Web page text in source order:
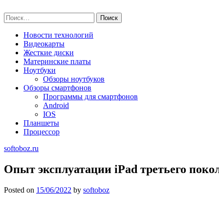
to
content
Найти:
Новости технологий
Видеокарты
Жесткие диски
Материнские платы
Ноутбуки
Обзоры ноутбуков
Обзоры смартфонов
Программы для смартфонов
Android
IOS
Планшеты
Процессор
softoboz.ru
Опыт эксплуатации iPad третьего
Posted on 15/06/2022 by softoboz